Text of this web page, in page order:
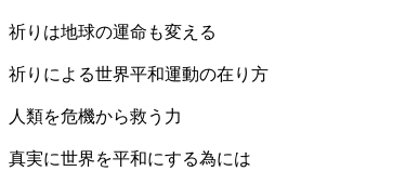
祈りは地球の運命も変える
祈りによる世界平和運動の在り方
人類を危機から救う力
真実に世界を平和にする為には